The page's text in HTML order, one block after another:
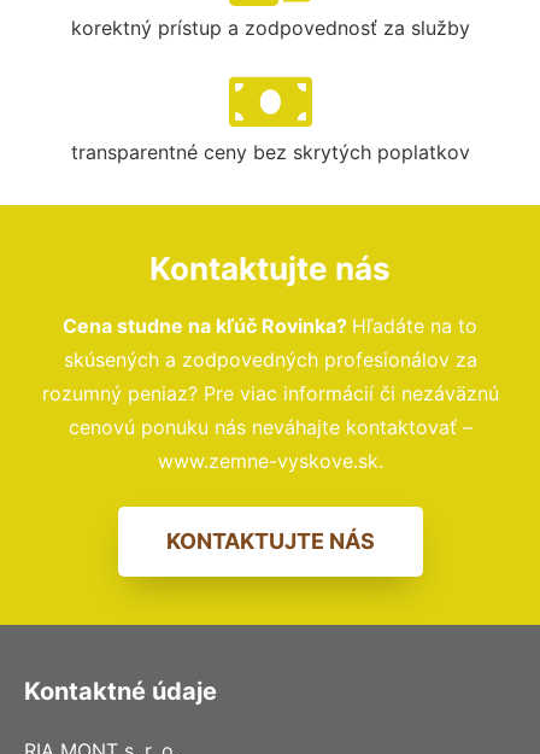
korektný prístup a zodpovednosť za služby
transparentné ceny bez skrytých poplatkov
Kontaktujte nás
Cena studne na kľúč Rovinka? Hľadáte na to
skúsených a zodpovedných profesionálov za
rozumný peniaz? Pre viac informácií či nezáväznú
cenovú ponuku nás neváhajte kontaktovať –
www.zemne-vyskove.sk.
KONTAKTUJTE NÁS
Kontaktné údaje